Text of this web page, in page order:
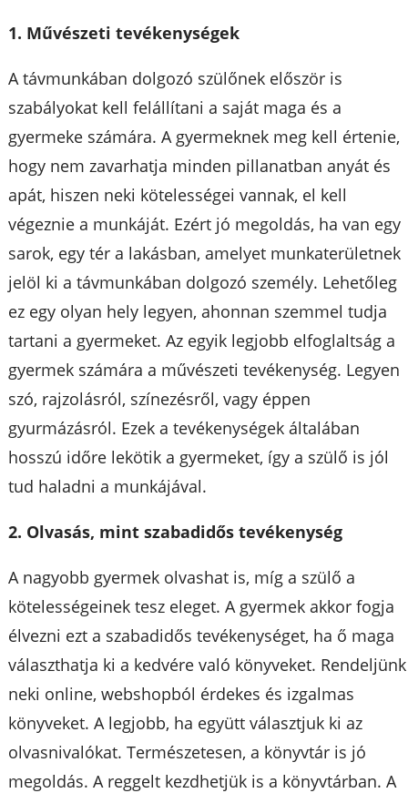
1. Művészeti tevékenységek
A távmunkában dolgozó szülőnek először is
szabályokat kell felállítani a saját maga és a
gyermeke számára. A gyermeknek meg kell értenie,
hogy nem zavarhatja minden pillanatban anyát és
apát, hiszen neki kötelességei vannak, el kell
végeznie a munkáját. Ezért jó megoldás, ha van egy
sarok, egy tér a lakásban, amelyet munkaterületnek
jelöl ki a távmunkában dolgozó személy. Lehetőleg
ez egy olyan hely legyen, ahonnan szemmel tudja
tartani a gyermeket. Az egyik legjobb elfoglaltság a
gyermek számára a művészeti tevékenység. Legyen
szó, rajzolásról, színezésről, vagy éppen
gyurmázásról. Ezek a tevékenységek általában
hosszú időre lekötik a gyermeket, így a szülő is jól
tud haladni a munkájával.
2. Olvasás, mint szabadidős tevékenység
A nagyobb gyermek olvashat is, míg a szülő a
kötelességeinek tesz eleget. A gyermek akkor fogja
élvezni ezt a szabadidős tevékenységet, ha ő maga
választhatja ki a kedvére való könyveket. Rendeljünk
neki online, webshopból érdekes és izgalmas
könyveket. A legjobb, ha együtt választjuk ki az
olvasnivalókat. Természetesen, a könyvtár is jó
megoldás. A reggelt kezdhetjük is a könyvtárban. A